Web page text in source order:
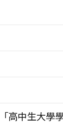
高中生大學